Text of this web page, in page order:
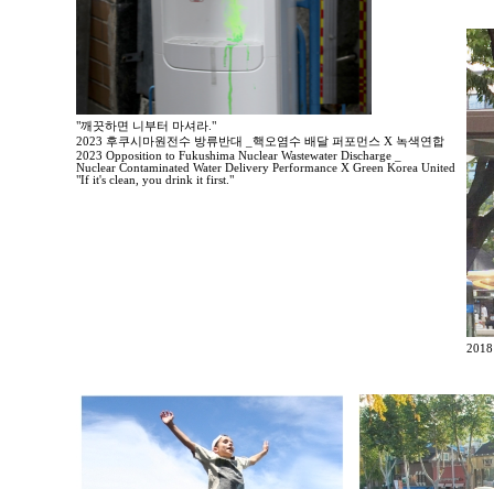
"깨끗하면 니부터 마셔라."
2023 후쿠시마원전수 방류반대 _핵오염수 배달 퍼포먼스 X 녹색연합
2023 Opposition to Fukushima Nuclear Wastewater Discharge _
Nuclear Contaminated Water Delivery Performance X Green Korea United
"If it's clean, you drink it first."